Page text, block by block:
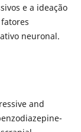
e a ideação
neuronal.
and